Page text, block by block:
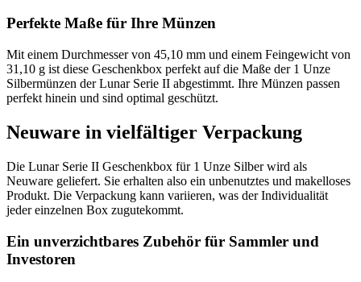
Perfekte Maße für Ihre Münzen
Mit einem Durchmesser von 45,10 mm und einem Feingewicht von
31,10 g ist diese Geschenkbox perfekt auf die Maße der 1 Unze
Silbermünzen der Lunar Serie II abgestimmt. Ihre Münzen passen
perfekt hinein und sind optimal geschützt.
Neuware in vielfältiger Verpackung
Die Lunar Serie II Geschenkbox für 1 Unze Silber wird als
Neuware geliefert. Sie erhalten also ein unbenutztes und makelloses
Produkt. Die Verpackung kann variieren, was der Individualität
jeder einzelnen Box zugutekommt.
Ein unverzichtbares Zubehör für Sammler und
Investoren